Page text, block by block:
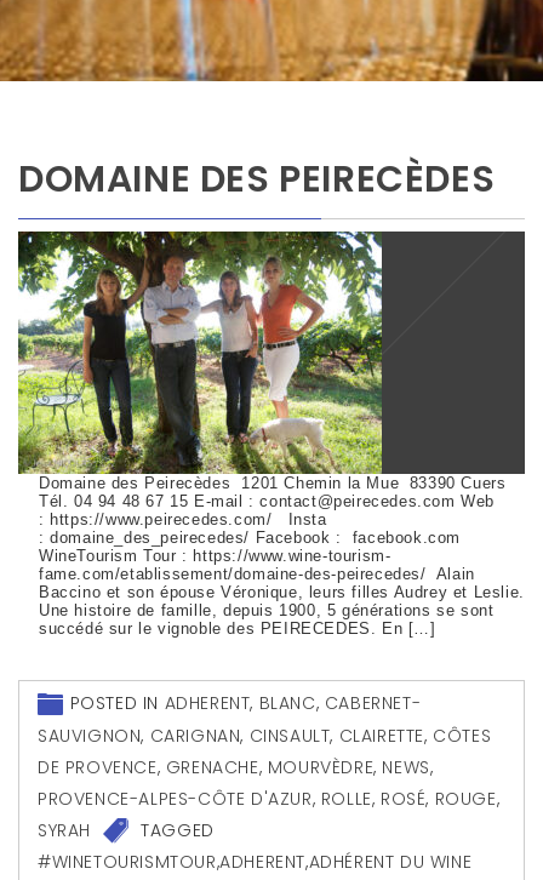
DOMAINE DES PEIRECÈDES
Domaine des Peirecèdes 1201 Chemin la Mue 83390 Cuers
Tél. 04 94 48 67 15 E-mail : contact@peirecedes.com Web
: https://www.peirecedes.com/ Insta
: domaine_des_peirecedes/ Facebook : facebook.com
WineTourism Tour : https://www.wine-tourism-
fame.com/etablissement/domaine-des-peirecedes/ Alain
Baccino et son épouse Véronique, leurs filles Audrey et Leslie.
Une histoire de famille, depuis 1900, 5 générations se sont
succédé sur le vignoble des PEIRECEDES. En […]
POSTED IN ADHERENT, BLANC, CABERNET-
SAUVIGNON, CARIGNAN, CINSAULT, CLAIRETTE, CÔTES
DE PROVENCE, GRENACHE, MOURVÈDRE, NEWS,
PROVENCE-ALPES-CÔTE D'AZUR, ROLLE, ROSÉ, ROUGE,
SYRAH
TAGGED
#WINETOURISMTOUR,ADHERENT,ADHÉRENT DU WINE